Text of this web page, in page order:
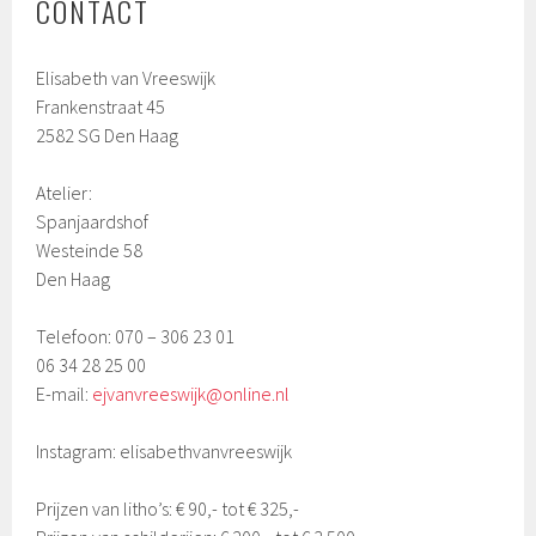
CONTACT
Elisabeth van Vreeswijk
Frankenstraat 45
2582 SG Den Haag
Atelier:
Spanjaardshof
Westeinde 58
Den Haag
Telefoon: 070 – 306 23 01
06 34 28 25 00
E-mail: ejvanvreeswijk@online.nl
Instagram: elisabethvanvreeswijk
Prijzen van litho’s: € 90,- tot € 325,-